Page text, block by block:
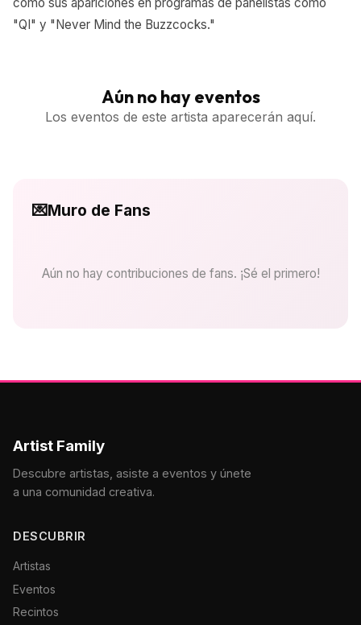
"QI" y "Never Mind the Buzzcocks."
Aún no hay eventos
Los eventos de este artista aparecerán aquí.
💌Muro de Fans
Aún no hay contribuciones de fans. ¡Sé el primero!
Artist Family
Descubre artistas, asiste a eventos y únete
a una comunidad creativa.
DESCUBRIR
Artistas
Eventos
Recintos